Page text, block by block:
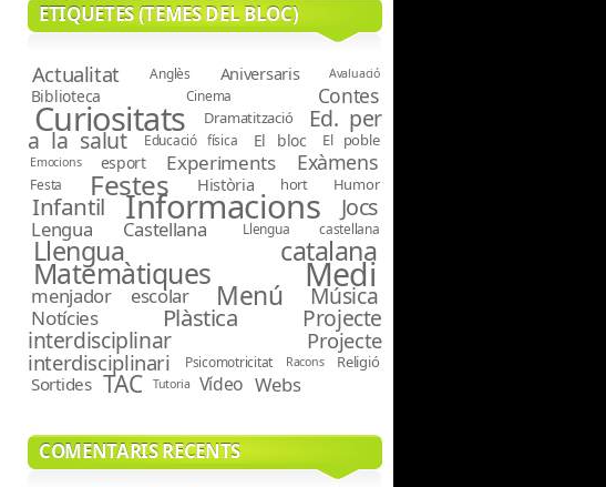
ETIQUETES (TEMES DEL BLOC)
Actualitat Anglès Aniversaris Avaluació
Biblioteca Cinema Contes
Curiositats Dramatització Ed. per
a la salut Educació física El bloc El poble
Emocions esport Experiments Exàmens
Festa Festes Història hort Humor
Infantil Informacions Jocs
Lengua Castellana Llengua castellana
Llengua catalana
Matemàtiques Medi
menjador escolar Menú Música
Notícies Plàstica Projecte
interdisciplinar
Projecte
interdisciplinari
Psicomotricitat Racons Religió
Sortides TAC Tutoria Vídeo Webs
COMENTARIS RECENTS